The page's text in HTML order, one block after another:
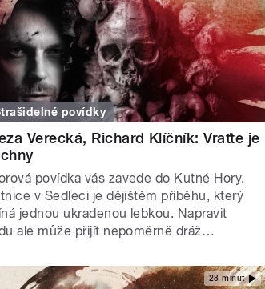
povídky
Verecká, Richard Klíčník: Vraťte je
povídka vás zavede do Kutné Hory.
v Sedleci je dějištěm příběhu, který
jednou ukradenou lebkou. Napravit
ale může přijít nepoměrně dráž…
28 minut